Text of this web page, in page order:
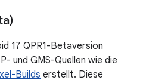
17 QPR1-Betaversion
und GMS-Quellen wie die
Builds erstellt. Diese